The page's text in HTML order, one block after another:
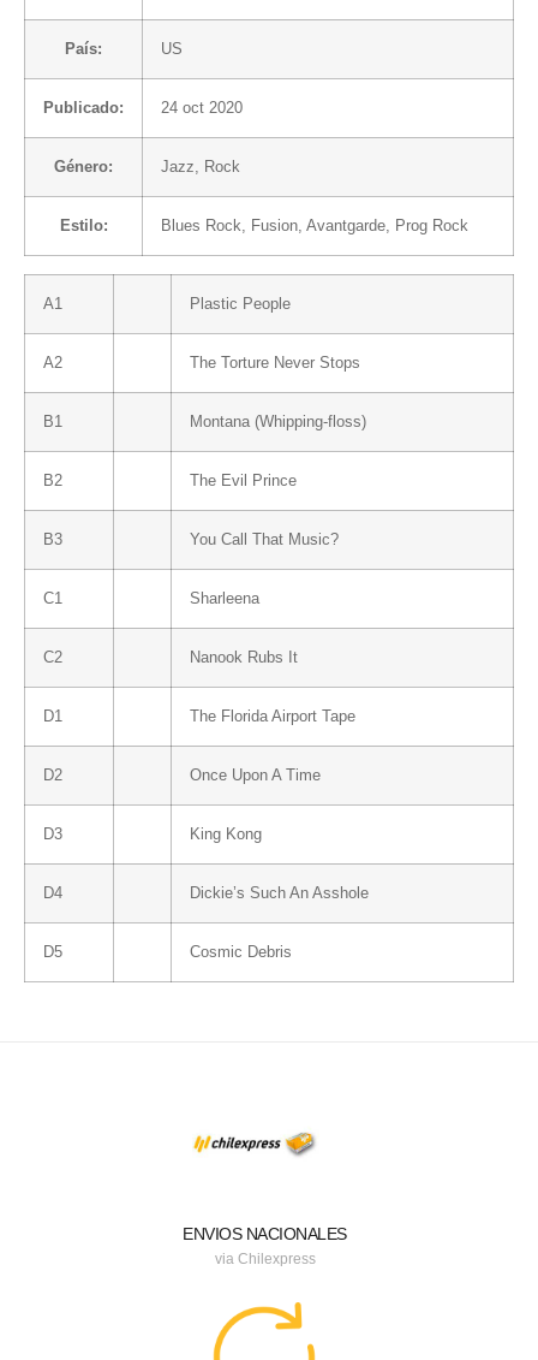
País: US
Publicado: 24 oct 2020
Género: Jazz, Rock
Estilo: Blues Rock, Fusion, Avantgarde, Prog Rock
A1 Plastic People
A2 The Torture Never Stops
B1 Montana (Whipping-floss)
B2 The Evil Prince
B3 You Call That Music?
C1 Sharleena
C2 Nanook Rubs It
D1 The Florida Airport Tape
D2 Once Upon A Time
D3 King Kong
D4 Dickie’s Such An Asshole
D5 Cosmic Debris
ENVIOS NACIONALES
via Chilexpress